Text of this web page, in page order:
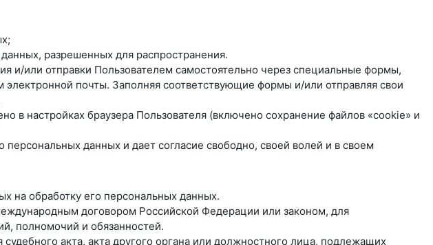
разрешенных для распространения.
и/или отправки Пользователем самостоятельно через специальные формы,
почты. Заполняя соответствующие формы и/или отправляя свои
в настройках браузера Пользователя (включено сохранение файлов «cookie» и
данных и дает согласие свободно, своей волей и в своем
на обработку его персональных данных.
договором Российской Федерации или законом, для
полномочий и обязанностей.
акта, акта другого органа или должностного лица, подлежащих